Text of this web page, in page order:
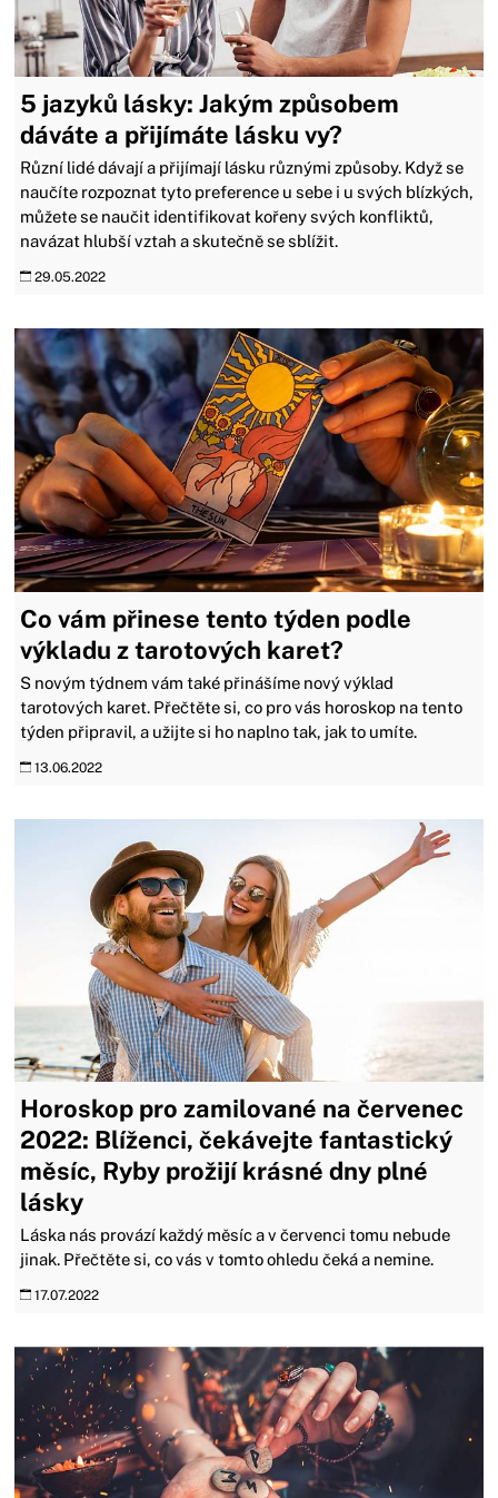
5 jazyků lásky: Jakým způsobem
dáváte a přijímáte lásku vy?
Různí lidé dávají a přijímají lásku různými způsoby. Když se
naučíte rozpoznat tyto preference u sebe i u svých blízkých,
můžete se naučit identifikovat kořeny svých konfliktů,
navázat hlubší vztah a skutečně se sblížit.
29.05.2022
Co vám přinese tento týden podle
výkladu z tarotových karet?
S novým týdnem vám také přinášíme nový výklad
tarotových karet. Přečtěte si, co pro vás horoskop na tento
týden připravil, a užijte si ho naplno tak, jak to umíte.
13.06.2022
Horoskop pro zamilované na červenec
2022: Blíženci, čekávejte fantastický
měsíc, Ryby prožijí krásné dny plné
lásky
Láska nás provází každý měsíc a v červenci tomu nebude
jinak. Přečtěte si, co vás v tomto ohledu čeká a nemine.
17.07.2022